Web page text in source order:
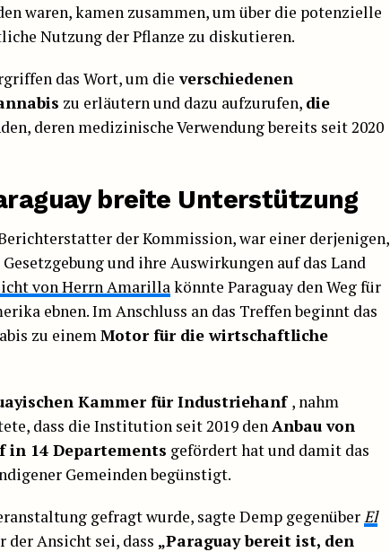
waren, kamen zusammen, um über die potenzielle
Nutzung der Pflanze zu diskutieren.
das Wort, um die verschiedenen
zu erläutern und dazu aufzurufen, die
deren medizinische Verwendung bereits seit 2020
breite Unterstützung
der Kommission, war einer derjenigen,
und ihre Auswirkungen auf das Land
von Herrn Amarilla könnte Paraguay den Weg für
ebnen. Im Anschluss an das Treffen beginnt das
zu einem Motor für die wirtschaftliche
Kammer für Industriehanf , nahm
dass die Institution seit 2019 den Anbau von
in 14 Departements gefördert hat und damit das
Gemeinden begünstigt.
gefragt wurde, sagte Demp gegenüber El
der Ansicht sei, dass „Paraguay bereit ist, den